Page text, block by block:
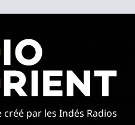
créé par les Indés Radios